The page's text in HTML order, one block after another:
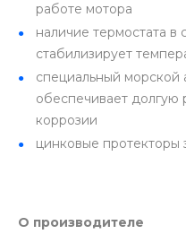
работе мотора
наличие термостата в
стабилизирует
специальный
обеспечивает долгую
коррозии
цинковые
О производителе